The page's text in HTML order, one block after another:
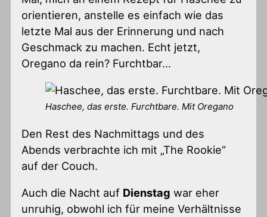
orientieren, anstelle es einfach wie das
letzte Mal aus der Erinnerung und nach
Geschmack zu machen. Echt jetzt,
Oregano da rein? Furchtbar…
Haschee, das erste. Furchtbare. Mit Oregano
Den Rest des Nachmittags und des
Abends verbrachte ich mit „The Rookie“
auf der Couch.
Auch die Nacht auf Dienstag war eher
unruhig, obwohl ich für meine Verhältnisse